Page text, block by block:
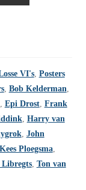
VI's, Posters
, Bob Kelderman,
, Epi Drost, Frank
, Harry van
, John
Kees Ploegsma,
, Ton van